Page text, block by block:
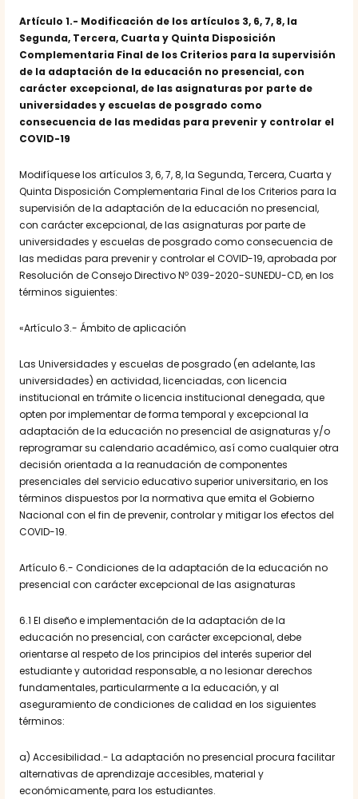
Artículo 1.- Modificación de los artículos 3, 6, 7, 8, la
Segunda, Tercera, Cuarta y Quinta Disposición
Complementaria Final de los Criterios para la supervisión
de la adaptación de la educación no presencial, con
carácter excepcional, de las asignaturas por parte de
universidades y escuelas de posgrado como
consecuencia de las medidas para prevenir y controlar el
COVID-19
Modifíquese los artículos 3, 6, 7, 8, la Segunda, Tercera, Cuarta y
Quinta Disposición Complementaria Final de los Criterios para la
supervisión de la adaptación de la educación no presencial,
con carácter excepcional, de las asignaturas por parte de
universidades y escuelas de posgrado como consecuencia de
las medidas para prevenir y controlar el COVID-19, aprobada por
Resolución de Consejo Directivo Nº 039-2020-SUNEDU-CD, en los
términos siguientes:
«Artículo 3.- Ámbito de aplicación
Las Universidades y escuelas de posgrado (en adelante, las
universidades) en actividad, licenciadas, con licencia
institucional en trámite o licencia institucional denegada, que
opten por implementar de forma temporal y excepcional la
adaptación de la educación no presencial de asignaturas y/o
reprogramar su calendario académico, así como cualquier otra
decisión orientada a la reanudación de componentes
presenciales del servicio educativo superior universitario, en los
términos dispuestos por la normativa que emita el Gobierno
Nacional con el fin de prevenir, controlar y mitigar los efectos del
COVID-19.
Artículo 6.- Condiciones de la adaptación de la educación no
presencial con carácter excepcional de las asignaturas
6.1 El diseño e implementación de la adaptación de la
educación no presencial, con carácter excepcional, debe
orientarse al respeto de los principios del interés superior del
estudiante y autoridad responsable, a no lesionar derechos
fundamentales, particularmente a la educación, y al
aseguramiento de condiciones de calidad en los siguientes
términos:
a) Accesibilidad.- La adaptación no presencial procura facilitar
alternativas de aprendizaje accesibles, material y
económicamente, para los estudiantes.